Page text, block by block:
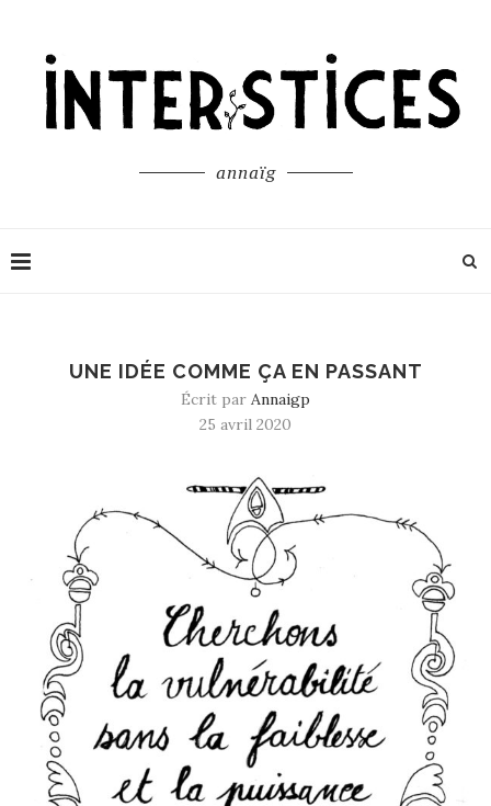
annaïg
UNE IDÉE COMME ÇA EN PASSANT
Écrit par Annaigp
25 avril 2020